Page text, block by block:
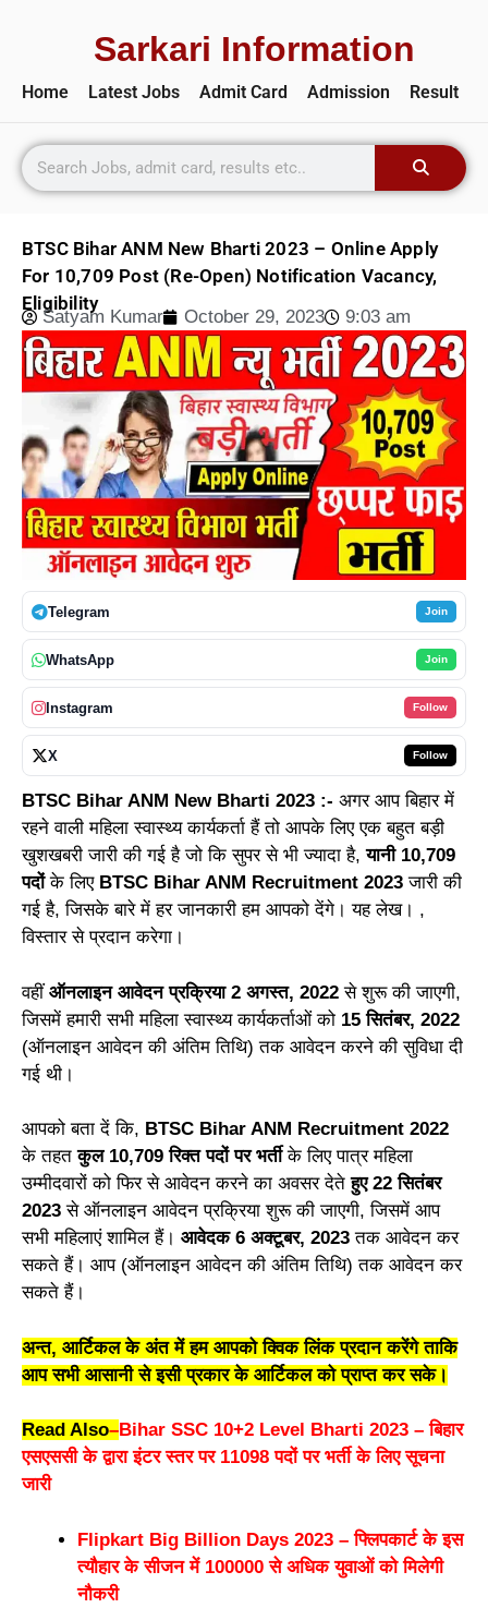
Sarkari Information
Home Latest Jobs Admit Card Admission Result
BTSC Bihar ANM New Bharti 2023 – Online Apply
For 10,709 Post (Re-Open) Notification Vacancy,
Eligibility
Satyam Kumar October 29, 2023 9:03 am
Telegram Join
WhatsApp Join
Instagram Follow
X Follow
BTSC Bihar ANM New Bharti 2023 :- अगर आप बिहार में
रहने वाली महिला स्वास्थ्य कार्यकर्ता हैं तो आपके लिए एक बहुत बड़ी
खुशखबरी जारी की गई है जो कि सुपर से भी ज्यादा है, यानी 10,709
पदोंके लिए BTSC Bihar ANM Recruitment 2023 जारी की
गई है, जिसके बारे में हर जानकारी हम आपको देंगे। यह लेख। ,
विस्तार से प्रदान करेगा।
वहीं ऑनलाइन आवेदन प्रक्रिया 2 अगस्त, 2022 से शुरू की जाएगी,
जिसमें हमारी सभी महिला स्वास्थ्य कार्यकर्ताओं को 15 सितंबर, 2022
(ऑनलाइन आवेदन की अंतिम तिथि) तक आवेदन करने की सुविधा दी
गई थी।
आपको बता दें कि, BTSC Bihar ANM Recruitment 2022
के तहतकुल 10,709 रिक्त पदों पर भर्तीके लिए पात्र महिला
उम्मीदवारों को फिर से आवेदन करने का अवसर देतेहुए 22 सितंबर
2023 से ऑनलाइन आवेदन प्रक्रिया शुरू की जाएगी, जिसमें आप
सभी महिलाएं शामिल हैं। आवेदक 6 अक्टूबर, 2023 तक आवेदन कर
सकते हैं। आप (ऑनलाइन आवेदन की अंतिम तिथि) तक आवेदन कर
सकते हैं।
अन्त, आर्टिकल के अंत में हम आपको क्विक लिंक प्रदान करेंगे ताकि
आप सभी आसानी से इसी प्रकार के आर्टिकल को प्राप्त कर सके।
Read Also–Bihar SSC 10+2 Level Bharti 2023 – बिहार
एसएससी के द्वारा इंटर स्तर पर 11098 पदों पर भर्ती के लिए सूचना
जारी
Flipkart Big Billion Days 2023 – फ्लिपकार्ट के इस
त्यौहार के सीजन में 100000 से अधिक युवाओं को मिलेगी
नौकरी